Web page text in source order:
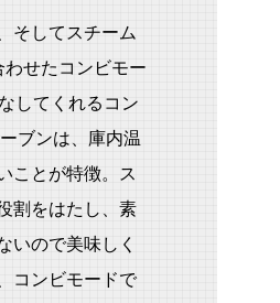
そしてスチーム
せたコンビモー
してくれるコン
ブンは、庫内温
ことが特徴。ス
割をはたし、素
いので美味しく
コンビモードで